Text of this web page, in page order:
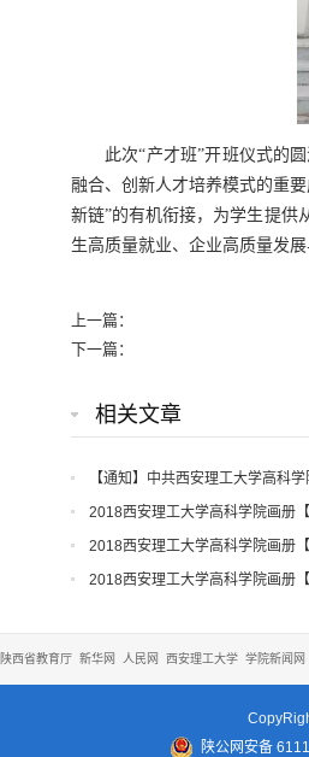
此次“产才班”开班仪式的
融合、创新人才培养模式的重
新链”的有机衔接，为学生提供
生高质量就业、企业高质量发
上一篇：
下一篇：
相关文章
【通知】中共西安理工大学高科
知
2018西安理工大学高科学院画册
2018西安理工大学高科学院画册
2018西安理工大学高科学院画册
陕西省教育厅 新华网 人民网 西安理工大学 学院新闻网
陕公网安备